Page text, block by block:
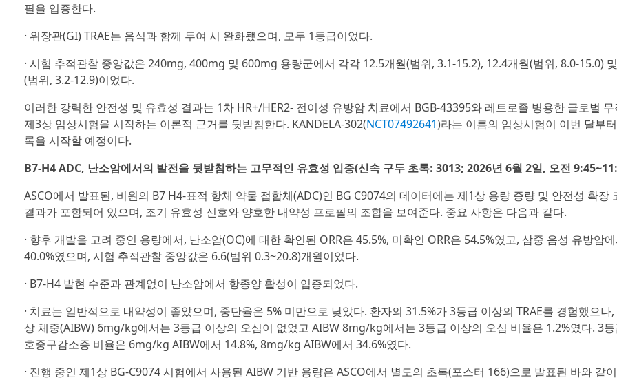
필을 입증한다.
· 위장관(GI) TRAE는 음식과 함께 투여 시 완화됐으며, 모두 1등급이었다.
· 시험 추적관찰 중앙값은 240mg, 400mg 및 600mg 용량군에서 각각 12.5개월(범위, 3.1-15.2), 12.4개월(범위, 8.0-15.0)
(범위, 3.2-12.9)이었다.
이러한 강력한 안전성 및 유효성 결과는 1차 HR+/HER2- 전이성 유방암 치료에서 BGB-43395와 레트로졸 병용한 글로벌 무
제3상 임상시험을 시작하는 이론적 근거를 뒷받침한다. KANDELA-302(NCT07492641)라는 이름의 임상시험이 이번 달부
록을 시작할 예정이다.
B7-H4 ADC, 난소암에서의 발전을 뒷받침하는 고무적인 유효성 입증(신속 구두 초록: 3013; 2026년 6월 2일, 오전
ASCO에서 발표된, 비원의 B7 H4-표적 항체 약물 접합체(ADC)인 BG C9074의 데이터에는 제1상 용량 증량 및 안전성 확장
결과가 포함되어 있으며, 조기 유효성 신호와 양호한 내약성 프로필의 조합을 보여준다. 중요 사항은 다음과 같다.
· 향후 개발을 고려 중인 용량에서, 난소암(OC)에 대한 확인된 ORR은 45.5%, 미확인 ORR은 54.5%였고, 삼중 음성 유방암
40.0%였으며, 시험 추적관찰 중앙값은 6.6(범위 0.3~20.8)개월이었다.
· B7-H4 발현 수준과 관계없이 난소암에서 항종양 활성이 입증되었다.
· 치료는 일반적으로 내약성이 좋았으며, 중단율은 5% 미만으로 낮았다. 환자의 31.5%가 3등급 이상의 TRAE를 경험했으나
상 체중(AIBW) 6mg/kg에서는 3등급 이상의 오심이 없었고 AIBW 8mg/kg에서는 3등급 이상의 오심 비율은 1.2%였다. 3등
호중구감소증 비율은 6mg/kg AIBW에서 14.8%, 8mg/kg AIBW에서 34.6%였다.
· 진행 중인 제1상 BG-C9074 시험에서 사용된 AIBW 기반 용량은 ASCO에서 별도의 초록(포스터 166)으로 발표된 바와 같